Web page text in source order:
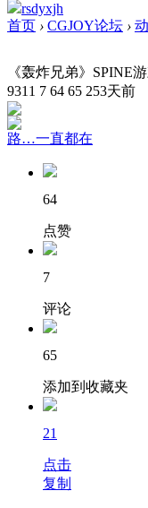
rsdyxjh
首页 › CGJOY论坛 ›
《轰炸兄弟》SPINE
9311 7 64 65 253天前
路…一直都在
64
点赞
7
评论
65
添加到收藏夹
21
点击
复制